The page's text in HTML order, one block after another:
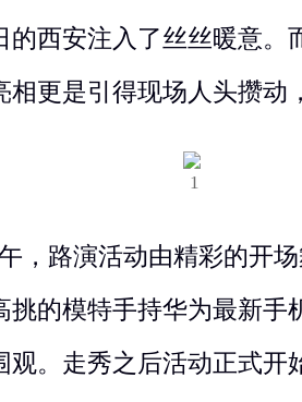
的西安注入了丝丝暖意。
相更是引得现场人头攒动
，路演活动由精彩的开
挑的模特手持华为最新手
观。走秀之后活动正式开